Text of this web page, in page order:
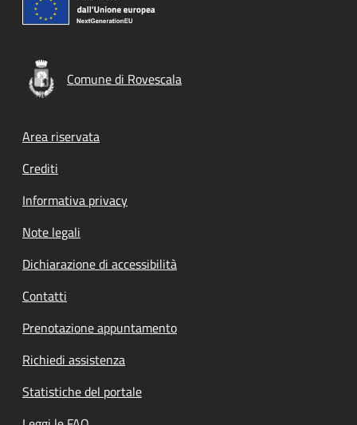
Comune di Rovescala
Footer menu
Area riservata
Crediti
Informativa privacy
Note legali
Dichiarazione di accessibilità
Contatti
Prenotazione appuntamento
Richiedi assistenza
Statistiche del portale